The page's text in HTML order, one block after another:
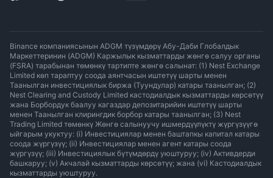
Binance компаниясынын ADGM түзүмдөрү Абу-Даби Глобалдык
Маркеттеринин (ADGM) Каржылык кызматтарды жөнгө салуу органы
(FSRA) тарабынан төмөнкү тартипте жөнгө салынат: (1) Nest Exchange
Limited көп тараптуу соода аянтчасын иштетүү шарты менен
Таанылган инвестициялык биржа (Туундулар) катары таанылган; (2)
Nest Clearing and Custody Limited кастодиалдык кызматтарды көрсөтүү
жана Борбордук баалуу кагаздар депозитарийин иштетүү шарты
менен Таанылган клирингдик борбор катары таанылган; (3) Nest
Trading Limited төмөнкү Жөнгө салынуучу ишмердүүлүктү жүргүзүүгө
ыйгарым укуктуу: (i) Инвестициялар менен баштапкы капитал катары
соода жүргүзүү; (ii) Инвестициялар менен агент катары соода
жүргүзүү; (iii) Инвестициялык бүтүмдөрдү уюштуруу; (iv) Активдерди
башкаруу; (v) Акчалай кызматтарды көрсөтүү; жана (vi) Кастодиалдык
кызматтарды уюштуруу.